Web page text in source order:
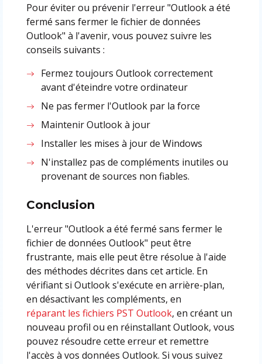
Pour éviter ou prévenir l'erreur "Outlook a été
fermé sans fermer le fichier de données
Outlook" à l'avenir, vous pouvez suivre les
conseils suivants :
Fermez toujours Outlook correctement
avant d'éteindre votre ordinateur
Ne pas fermer l'Outlook par la force
Maintenir Outlook à jour
Installer les mises à jour de Windows
N'installez pas de compléments inutiles ou
provenant de sources non fiables.
Conclusion
L'erreur "Outlook a été fermé sans fermer le
fichier de données Outlook" peut être
frustrante, mais elle peut être résolue à l'aide
des méthodes décrites dans cet article. En
vérifiant si Outlook s'exécute en arrière-plan,
en désactivant les compléments, en
réparant les fichiers PST Outlook, en créant un
nouveau profil ou en réinstallant Outlook, vous
pouvez résoudre cette erreur et remettre
l'accès à vos données Outlook. Si vous suivez